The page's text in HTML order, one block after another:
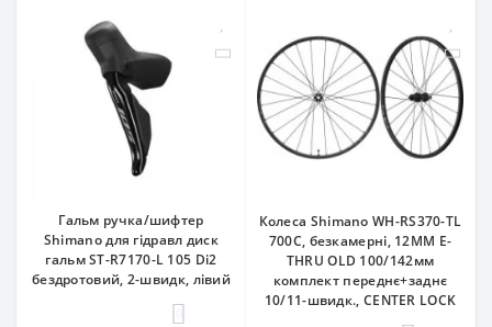
Гальм ручка/шифтер
Shimano для гідравл диск
гальм ST-R7170-L 105 Di2
бездротовий, 2-швидк, лівий
Колеса Shimano WH-RS370-TL
700C, безкамерні, 12MM E-
THRU OLD 100/142мм
комплект переднє+заднє
10/11-швидк., CENTER LOCK